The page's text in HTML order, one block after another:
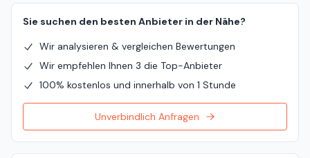
Sie suchen den besten Anbieter in der Nähe?
Wir analysieren & vergleichen Bewertungen
Wir empfehlen Ihnen 3 die Top-Anbieter
100% kostenlos und innerhalb von 1 Stunde
Unverbindlich Anfragen